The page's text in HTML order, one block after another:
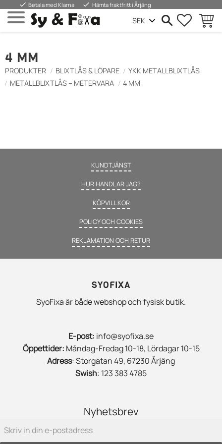
Meny
done Betala med Klarna done Hämta fraktfritt i Årjäng
4 MM
PRODUKTER BLIXTLÅS & LÖPARE
YKK METALLBLIXTLÅS
METALLBLIXTLÅS – METERVARA
4 MM
KUNDTJÄNST
HUR HANDLAR JAG?
KÖPVILLKOR
POLICY OCH COOKIES
REKLAMATION OCH RETUR
SYOFIXA
SyoFixa är både webshop och fysisk butik.
E-post: info@syofixa.se
Öppettider: Måndag-Fredag 10-18, Lördagar 10-15
Adress: Storgatan 49, 67230 Årjäng
Swish: 123 383 4785
Nyhetsbrev